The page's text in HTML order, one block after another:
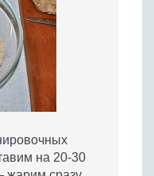
на 20-30